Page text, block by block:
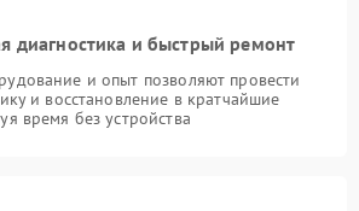
диагностика и быстрый ремонт
и опыт позволяют провести
и восстановление в кратчайшие
время без устройства